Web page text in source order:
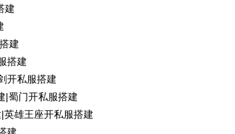
建
建
搭建
开私服搭建
|蜀门开私服搭建
雄王座开私服搭建